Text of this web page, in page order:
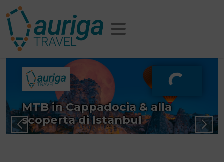
MTB in Cappadocia & alla
scoperta di Istanbul